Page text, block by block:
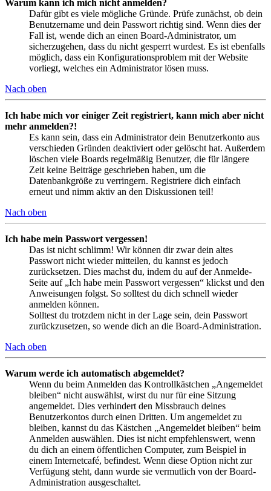
Warum kann ich mich nicht anmelden?
Dafür gibt es viele mögliche Gründe. Prüfe zunächst, ob dein
Benutzername und dein Passwort richtig sind. Wenn dies der
Fall ist, wende dich an einen Board-Administrator, um
sicherzugehen, dass du nicht gesperrt wurdest. Es ist ebenfalls
möglich, dass ein Konfigurationsproblem mit der Website
vorliegt, welches ein Administrator lösen muss.
Nach oben
Ich habe mich vor einiger Zeit registriert, kann mich aber nicht
mehr anmelden?!
Es kann sein, dass ein Administrator dein Benutzerkonto aus
verschieden Gründen deaktiviert oder gelöscht hat. Außerdem
löschen viele Boards regelmäßig Benutzer, die für längere
Zeit keine Beiträge geschrieben haben, um die
Datenbankgröße zu verringern. Registriere dich einfach
erneut und nimm aktiv an den Diskussionen teil!
Nach oben
Ich habe mein Passwort vergessen!
Das ist nicht schlimm! Wir können dir zwar dein altes
Passwort nicht wieder mitteilen, du kannst es jedoch
zurücksetzen. Dies machst du, indem du auf der Anmelde-
Seite auf „Ich habe mein Passwort vergessen“ klickst und den
Anweisungen folgst. So solltest du dich schnell wieder
anmelden können.
Solltest du trotzdem nicht in der Lage sein, dein Passwort
zurückzusetzen, so wende dich an die Board-Administration.
Nach oben
Warum werde ich automatisch abgemeldet?
Wenn du beim Anmelden das Kontrollkästchen „Angemeldet
bleiben“ nicht auswählst, wirst du nur für eine Sitzung
angemeldet. Dies verhindert den Missbrauch deines
Benutzerkontos durch einen Dritten. Um angemeldet zu
bleiben, kannst du das Kästchen „Angemeldet bleiben“ beim
Anmelden auswählen. Dies ist nicht empfehlenswert, wenn
du dich an einem öffentlichen Computer, zum Beispiel in
einem Internetcafé, befindest. Wenn diese Option nicht zur
Verfügung steht, dann wurde sie vermutlich von der Board-
Administration ausgeschaltet.